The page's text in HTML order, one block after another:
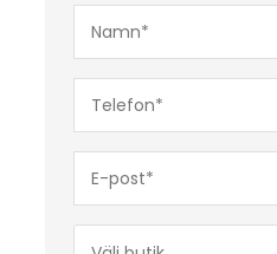
post*
(Obligatoriskt)